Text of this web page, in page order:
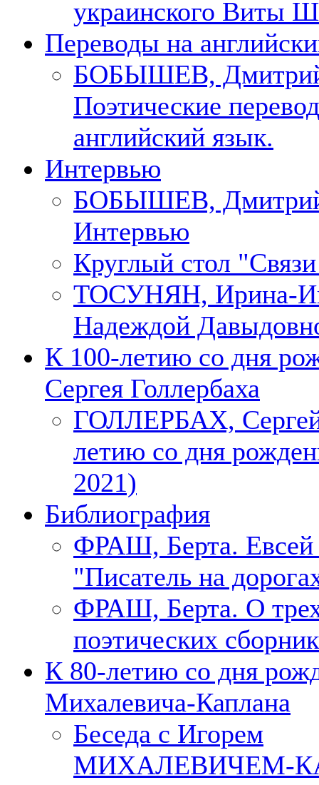
украинского Виты
Переводы на
БОБЫШЕВ,
Поэтические
английский язык.
Интервью
БОБЫШЕВ,
Интервью
Круглый стол
ТОСУНЯН, Ирина-
Надеждой
К 100-летию со дня
Сергея Голлербаха
ГОЛЛЕРБАХ,
летию со дня
2021)
Библиография
ФРАШ, Берта.
"Писатель на
ФРАШ, Берта. О
поэтических
К 80-летию со дня
Михалевича-Каплана
Беседа с Игорем
МИХАЛЕВИЧЕМ-